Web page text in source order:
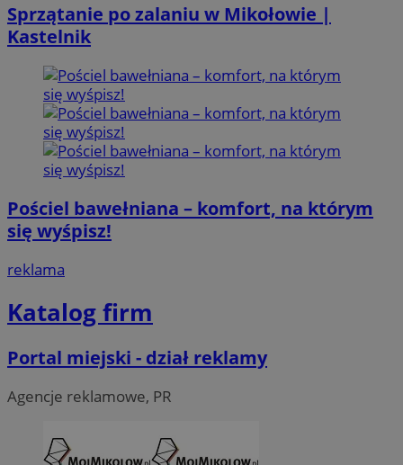
Sprzątanie po zalaniu w Mikołowie |
Kastelnik
Pościel bawełniana – komfort, na którym
się wyśpisz!
reklama
Katalog firm
Portal miejski - dział reklamy
Agencje reklamowe, PR